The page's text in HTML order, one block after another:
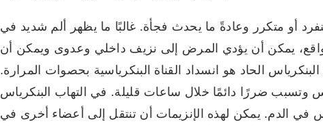
أو متكرر وعادةً ما يحدث فجأة. غالبًا ما يظهر ألم شديد في
يمكن أن يؤدي المرض إلى نزيف داخلي وعدوى ويمكن أن
الحاد هو انسداد القناة البنكرياسية بحصوات المرارة.
وتسبب ضررًا دائمًا خلال ساعات قليلة. في التهاب البنكرياس
في الدم. يمكن لهذه الإنزيمات أن تنتقل إلى أعضاء أخرى في